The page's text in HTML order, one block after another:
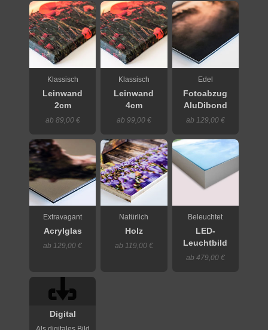
Klassisch
Leinwand
2cm
ab 89,00 €
Klassisch
Leinwand
4cm
ab 99,00 €
Edel
Fotoabzug
AluDibond
ab 129,00 €
Extravagant
Acrylglas
ab 129,00 €
Natürlich
Holz
ab 119,00 €
Beleuchtet
LED-
Leuchtbild
ab 479,00 €
Digital